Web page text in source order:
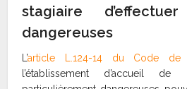
stagiaire
dangereuses
L’article L.124-14 du Code de
l’établissement d’accueil